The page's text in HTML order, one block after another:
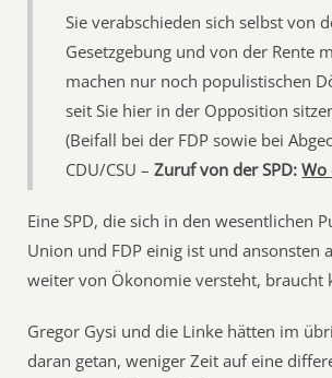
Sie verabschieden sich selbst von
Gesetzgebung und von der Rente
machen nur noch populistischen
seit Sie hier in der Opposition
(Beifall bei der FDP sowie bei
CDU/CSU –Zuruf von der SPD:Wo
Eine SPD, die sich in den wesentlichen
Union und FDP einig ist und ansonsten
weiter von Ökonomie versteht, braucht
Gregor Gysi und die Linke hätten im
daran getan, weniger Zeit auf eine